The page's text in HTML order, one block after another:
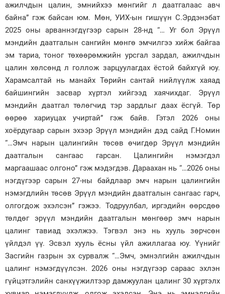
ажилчдын цалин, эмнийхээ мөнгийг л даатгалаас авч
байна” гэж байсан юм. Мөн, УИХ-ын гишүүн С.Эрдэнэбат
2025 оны арваннэгдүгээр сарын 28-нд “… Уг бол Эрүүл
мэндийн даатгалын сангийн мөнгө эмчилгээ хийж байгаа
эм тариа, тоног төхөөрөмжийн урсгал зардал, ажилчдын
цалин хөлсөнд л голлож зарцуулагдах ёстой байхгүй юу.
Харамсалтай нь манайх Төрийн сантай нийлүүлж хаяад
байшингийн засвар хүртэл хийгээд хаячихдаг. Эрүүл
мэндийн даатгал төлөгчид тэр зардлыг даах ёсгүй. Төр
өөрөө хариуцах учиртай” гэж байв. Гэтэл 2026 оны
хоёрдугаар сарын эхээр Эрүүл мэндийн дэд сайд Г.Номин
“…Эмч нарын цалингийн төсөв өчигдөр Эрүүл мэндийн
даатгалын сангаас гарсан. Цалингийн нэмэгдэл
маргаашаас олгоно” гэж мэдэгдэв. Дараахан нь “…2026 оны
нэгдүгээр сарын 27-ны байдлаар эмч нарын цалингийн
нэмэгдлийн төсөв Эрүүл мэндийн даатгалын сангаас гарч,
олгогдож эхэлсэн” гэжээ. Тодруулбал, иргэдийн өөрсдөө
төлдөг эрүүл мэндийн даатгалын мөнгөөр эмч нарын
цалинг тавиад эхэлжээ. Тэгвэл энэ нь хууль зөрчсөн
үйлдэл үү. Эсвэл хууль ёсны үйл ажиллагаа юу. Үүнийг
Засгийн газрын эх сурвалж “…Эмч, эмнэлгийн ажилчдын
цалинг нэмэгдүүлсэн. 2026 оны нэгдүгээр сараас эхлэн
гүйцэтгэлийн санхүүжилтээр дамжуулан цалинг 30 хүртэлх